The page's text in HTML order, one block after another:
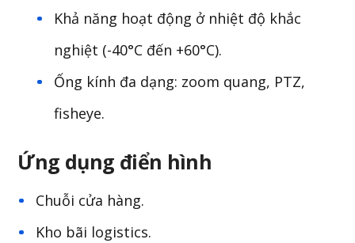
Khả năng hoạt động ở nhiệt độ khắc
nghiệt (-40°C đến +60°C).
Ống kính đa dạng: zoom quang, PTZ,
fisheye.
Ứng dụng điển hình
Chuỗi cửa hàng.
Kho bãi logistics.